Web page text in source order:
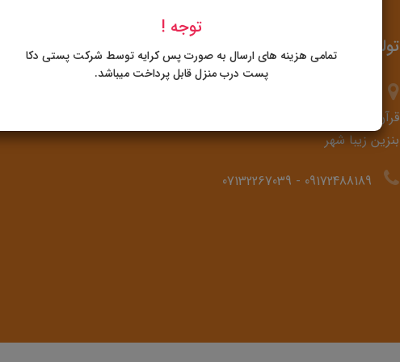
تولید ظروف آشپزخانه مجید
قرآن، حد فاصل شرکت بوتان گاز و پمپ
بنزین زیبا شهر
09172488189
-
07132267039
توجه !
تمامی هزینه های ارسال به صورت پس کرایه توسط شرکت پستی دکا
پست درب منزل قابل پرداخت میباشد.